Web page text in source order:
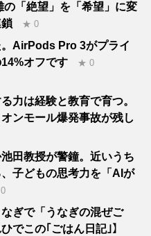
の「絶望」を「希望」に変
★ 0
AirPods Pro 3がプライ
オフです
★ 0
力は経験と教育で育つ。
ンモール爆発事故が残し
田教授が警鐘。近いうち
子どもの思考力を「AIが
ぎで「うなぎの混ぜご
でこの｢ごはん日記｣】